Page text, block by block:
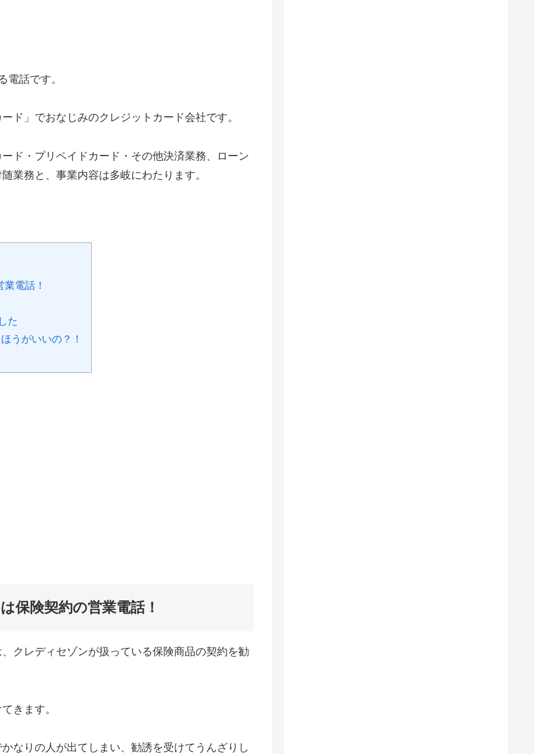
電話です。
ド」でおなじみのクレジットカード会社です。
ド・プリペイドカード・その他決済業務、ローン
業務と、事業内容は多岐にわたります。
電話！
た
うがいいの？！
保険契約の営業電話！
クレディセゾンが扱っている保険商品の契約を勧
きます。
なりの人が出てしまい、勧誘を受けてうんざりし